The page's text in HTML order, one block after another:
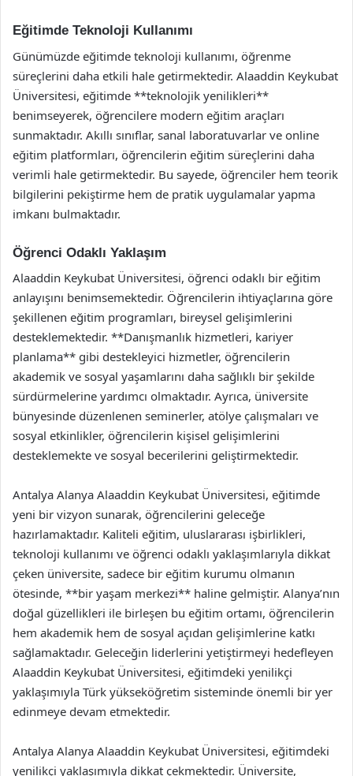
Eğitimde Teknoloji Kullanımı
Günümüzde eğitimde teknoloji kullanımı, öğrenme
süreçlerini daha etkili hale getirmektedir. Alaaddin Keykubat
Üniversitesi, eğitimde **teknolojik yenilikleri**
benimseyerek, öğrencilere modern eğitim araçları
sunmaktadır. Akıllı sınıflar, sanal laboratuvarlar ve online
eğitim platformları, öğrencilerin eğitim süreçlerini daha
verimli hale getirmektedir. Bu sayede, öğrenciler hem teorik
bilgilerini pekiştirme hem de pratik uygulamalar yapma
imkanı bulmaktadır.
Öğrenci Odaklı Yaklaşım
Alaaddin Keykubat Üniversitesi, öğrenci odaklı bir eğitim
anlayışını benimsemektedir. Öğrencilerin ihtiyaçlarına göre
şekillenen eğitim programları, bireysel gelişimlerini
desteklemektedir. **Danışmanlık hizmetleri, kariyer
planlama** gibi destekleyici hizmetler, öğrencilerin
akademik ve sosyal yaşamlarını daha sağlıklı bir şekilde
sürdürmelerine yardımcı olmaktadır. Ayrıca, üniversite
bünyesinde düzenlenen seminerler, atölye çalışmaları ve
sosyal etkinlikler, öğrencilerin kişisel gelişimlerini
desteklemekte ve sosyal becerilerini geliştirmektedir.
Antalya Alanya Alaaddin Keykubat Üniversitesi, eğitimde
yeni bir vizyon sunarak, öğrencilerini geleceğe
hazırlamaktadır. Kaliteli eğitim, uluslararası işbirlikleri,
teknoloji kullanımı ve öğrenci odaklı yaklaşımlarıyla dikkat
çeken üniversite, sadece bir eğitim kurumu olmanın
ötesinde, **bir yaşam merkezi** haline gelmiştir. Alanya’nın
doğal güzellikleri ile birleşen bu eğitim ortamı, öğrencilerin
hem akademik hem de sosyal açıdan gelişimlerine katkı
sağlamaktadır. Geleceğin liderlerini yetiştirmeyi hedefleyen
Alaaddin Keykubat Üniversitesi, eğitimdeki yenilikçi
yaklaşımıyla Türk yükseköğretim sisteminde önemli bir yer
edinmeye devam etmektedir.
Antalya Alanya Alaaddin Keykubat Üniversitesi, eğitimdeki
yenilikçi yaklaşımıyla dikkat çekmektedir. Üniversite,